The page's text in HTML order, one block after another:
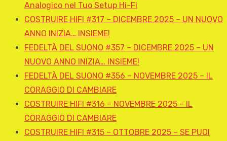
Analogico nel Tuo Setup Hi-Fi
COSTRUIRE HIFI #317 – DICEMBRE 2025 – UN NUOVO
ANNO INIZIA… INSIEME!
FEDELTÀ DEL SUONO #357 – DICEMBRE 2025 – UN
NUOVO ANNO INIZIA… INSIEME!
FEDELTÀ DEL SUONO #356 – NOVEMBRE 2025 – IL
CORAGGIO DI CAMBIARE
COSTRUIRE HIFI #316 – NOVEMBRE 2025 – IL
CORAGGIO DI CAMBIARE
COSTRUIRE HIFI #315 – OTTOBRE 2025 – SE PUOI